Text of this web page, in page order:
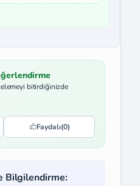
bitirdiğinizde
Faydalı(0)
Bilgilendirme: